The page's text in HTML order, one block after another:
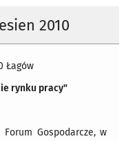
2010
Łagów
rynku pracy"
Gospodarcze, w